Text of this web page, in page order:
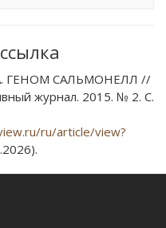
ГЕНОМ САЛЬМОНЕЛЛ //
журнал. 2015. № 2. С.
ru/article/view?